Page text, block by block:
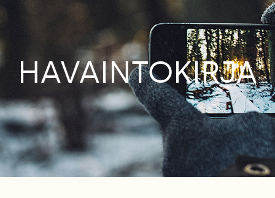
HAVAINTOKIRJA